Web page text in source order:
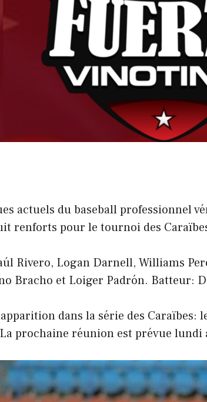
actuels du baseball professionnel
renforts pour le tournoi des
Rivero, Logan Darnell, Williams
Bracho et Loiger Padrón. Batteur:
dans la série des Caraïbes:
prochaine réunion est prévue lundi